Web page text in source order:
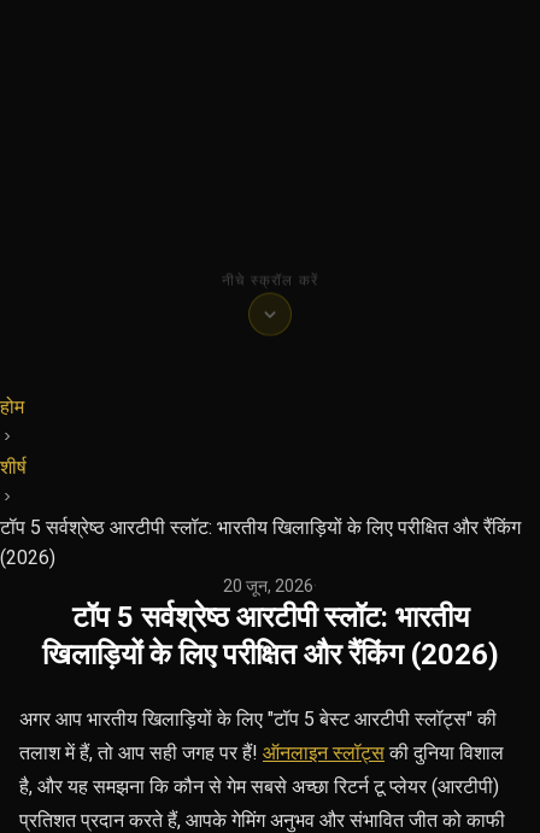
नीचे स्क्रॉल करें
होम
शीर्ष
टॉप 5 सर्वश्रेष्ठ आरटीपी स्लॉट: भारतीय खिलाड़ियों के लिए परीक्षित और रैंकिंग
(2026)
20 जून, 2026·
टॉप 5 सर्वश्रेष्ठ आरटीपी स्लॉट: भारतीय
खिलाड़ियों के लिए परीक्षित और रैंकिंग (2026)
अगर आप भारतीय खिलाड़ियों के लिए "टॉप 5 बेस्ट आरटीपी स्लॉट्स" की
तलाश में हैं, तो आप सही जगह पर हैं! ऑनलाइन स्लॉट्सकी दुनिया विशाल
है, और यह समझना कि कौन से गेम सबसे अच्छा रिटर्न टू प्लेयर (आरटीपी)
प्रतिशत प्रदान करते हैं, आपके गेमिंग अनुभव और संभावित जीत को काफी